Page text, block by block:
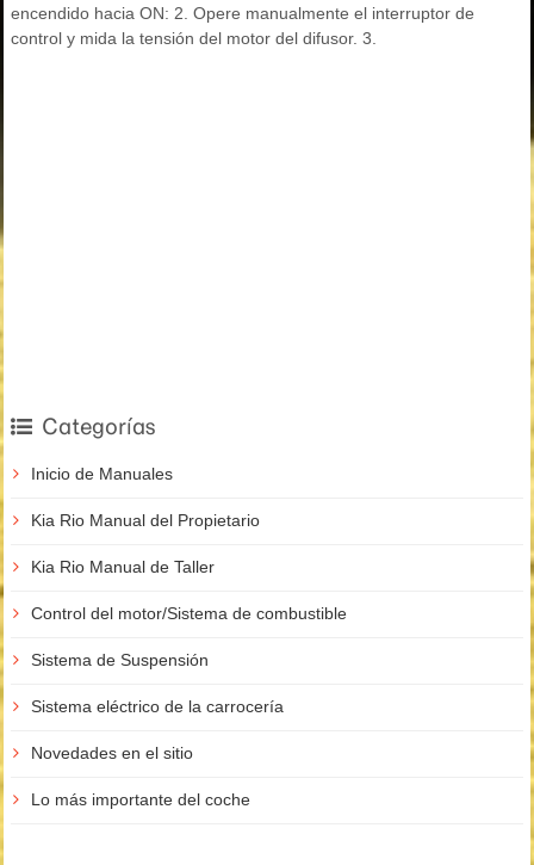
encendido hacia ON: 2. Opere manualmente el interruptor de
control y mida la tensión del motor del difusor. 3.
Categorías
Inicio de Manuales
Kia Rio Manual del Propietario
Kia Rio Manual de Taller
Control del motor/Sistema de combustible
Sistema de Suspensión
Sistema eléctrico de la carrocería
Novedades en el sitio
Lo más importante del coche